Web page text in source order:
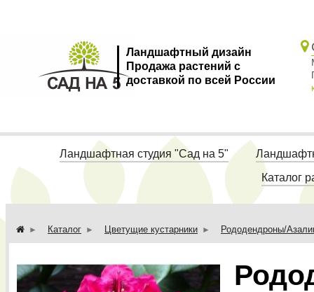
Ландшафтный дизайн
Продажа растений с
доставкой по всей России
Ландшафтная студия "Сад на 5"
Каталог
Каталог Цветущие кустарники Рододендроны/